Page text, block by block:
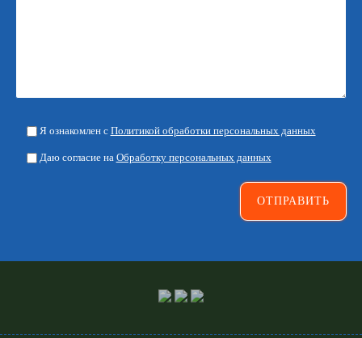
Я ознакомлен с Политикой обработки персональных данных
Даю согласие на Обработку персональных данных